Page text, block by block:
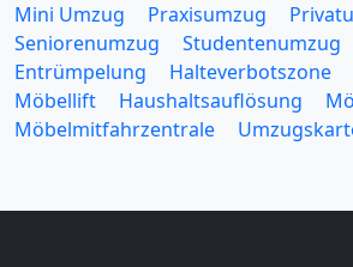
Mini Umzug
Praxisumzug
Seniorenumzug
Studentenumzug
Entrümpelung
Halteverbotszone
Möbellift
Haushaltsauflösung
Möbelmitfahrzentrale